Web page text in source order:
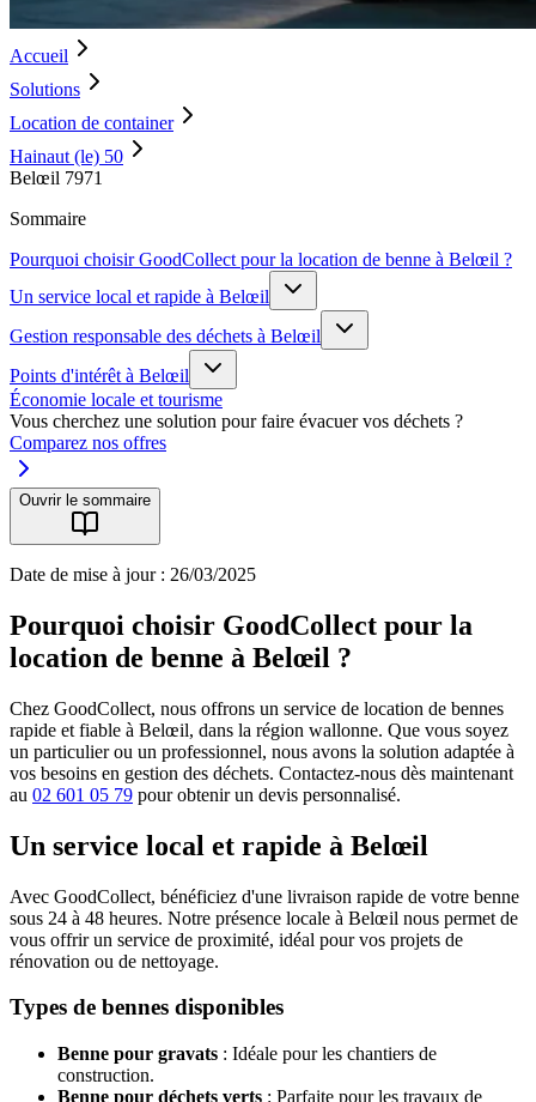
Accueil
Solutions
Location de container
Hainaut (le) 50
Belœil 7971
Sommaire
Pourquoi choisir GoodCollect pour la location de benne à Belœil ?
Un service local et rapide à Belœil
Gestion responsable des déchets à Belœil
Points d'intérêt à Belœil
Économie locale et tourisme
Vous cherchez une solution pour faire évacuer vos déchets ?
Comparez nos offres
Ouvrir le sommaire
Date de mise à jour : 26/03/2025
Pourquoi choisir GoodCollect pour la
location de benne à Belœil ?
Chez GoodCollect, nous offrons un service de location de bennes
rapide et fiable à Belœil, dans la région wallonne. Que vous soyez
un particulier ou un professionnel, nous avons la solution adaptée à
vos besoins en gestion des déchets. Contactez-nous dès maintenant
au 02 601 05 79 pour obtenir un devis personnalisé.
Un service local et rapide à Belœil
Avec GoodCollect, bénéficiez d'une livraison rapide de votre benne
sous 24 à 48 heures. Notre présence locale à Belœil nous permet de
vous offrir un service de proximité, idéal pour vos projets de
rénovation ou de nettoyage.
Types de bennes disponibles
Benne pour gravats : Idéale pour les chantiers de
construction.
Benne pour déchets verts : Parfaite pour les travaux de